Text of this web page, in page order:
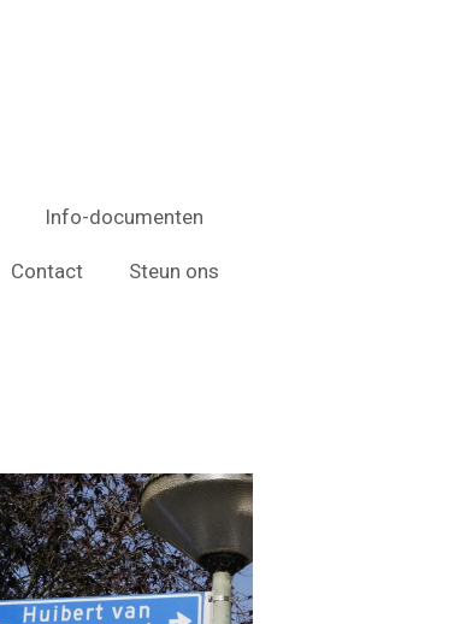
Info-documenten
Contact Steun ons